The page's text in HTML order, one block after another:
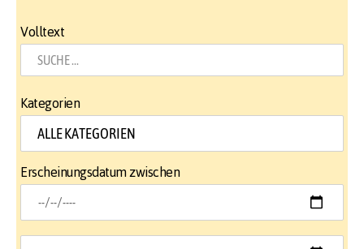
Volltext
Kategorien
Erscheinungsdatum zwischen